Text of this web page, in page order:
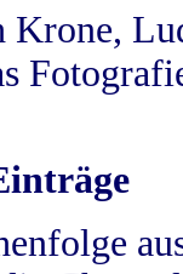
Krone,